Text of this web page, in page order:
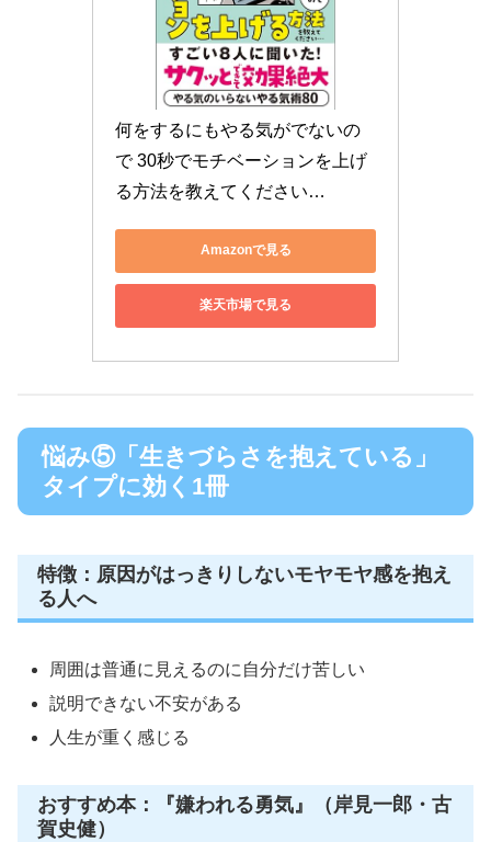
何をするにもやる気がでないの
で 30秒でモチベーションを上げ
る方法を教えてください…
Amazonで見る
楽天市場で見る
悩み⑤「生きづらさを抱えている」
タイプに効く1冊
特徴：原因がはっきりしないモヤモヤ感を抱え
る人へ
周囲は普通に見えるのに自分だけ苦しい
説明できない不安がある
人生が重く感じる
おすすめ本：『嫌われる勇気』（岸見一郎・古
賀史健）